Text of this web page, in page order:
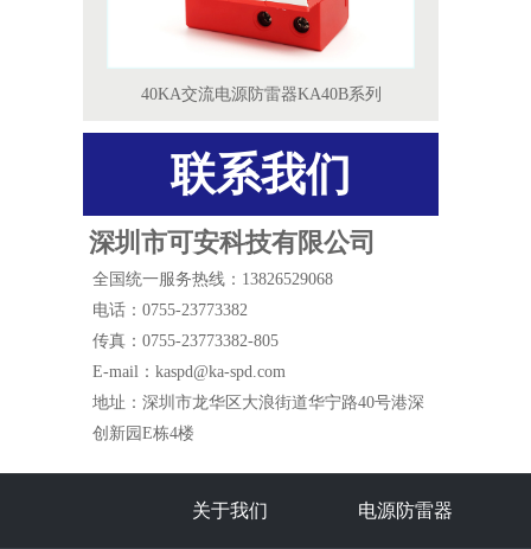
40KA交流电源防雷器KA40B系列
联系我们
深圳市可安科技有限公司
全国统一服务热线：13826529068
电话：0755-23773382
传真：0755-23773382-805
E-mail：kaspd@ka-spd.com
地址：深圳市龙华区大浪街道华宁路40号港深
创新园E栋4楼
关于我们 电源防雷器